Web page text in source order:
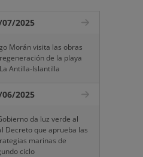
2025
Morán visita las obras
de la playa
Antilla-Islantilla
06/2025
da luz verde al
Decreto que aprueba las
marinas de
ciclo